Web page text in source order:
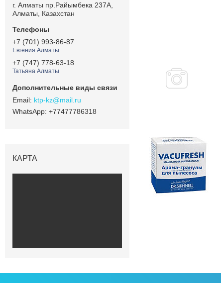
г. Алматы пр.Райымбека 237А,
Алматы, Казахстан
+7 (701) 993-86-87
Евгения Алматы
+7 (747) 778-63-18
Татьяна Алматы
ktp-kz@mail.ru
+77477786318
КАРТА